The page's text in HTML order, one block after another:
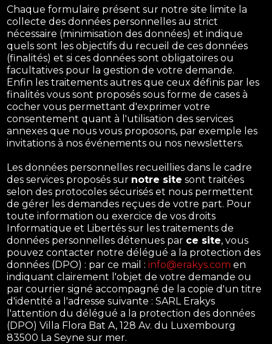
Chaque formulaire présent sur notre site limite la
collecte des données personnelles au strict
nécessaire (minimisation des données) et indique
quels sont les objectifs du recueil de ces données
(finalités) et si ces données sont obligatoires ou
facultatives pour la gestion de votre demande.
Enfin les traitements autres que ceux définis par les
finalités vous sont proposés sous forme de cases à
cocher vous permettant d'exprimer votre
consentement quant à l'utilisation des services
annexes que nous vous proposons, par exemple les
invitations à nos événements ou nos newsletters.
Les données personnelles recueillies dans le cadre
des services proposés sur notre site sont traitées
selon des protocoles sécurisés et nous permettent
de gérer les demandes reçues de votre part. Pour
toute information ou exercice de vos droits
Informatique et Libertés sur les traitements de
données personnelles détenues par ce site, vous
pouvez contacter notre délégué a la protection des
données (DPO) : par ce mail : info@erakys.com en
indiquant clairement l'objet de votre demande ou
par courrier signé accompagné de la copie d'un titre
d'identité a l'adresse suivante : SARL Erakys
l'attention du délégué a la protection des données
(DPO) Villa Flora Bat A, 128 Av. du Luxembourg
83500 La Seyne sur mer.